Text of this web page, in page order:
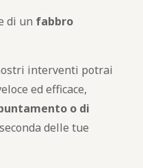
di un fabbro
interventi potrai
ed efficace,
o di
delle tue